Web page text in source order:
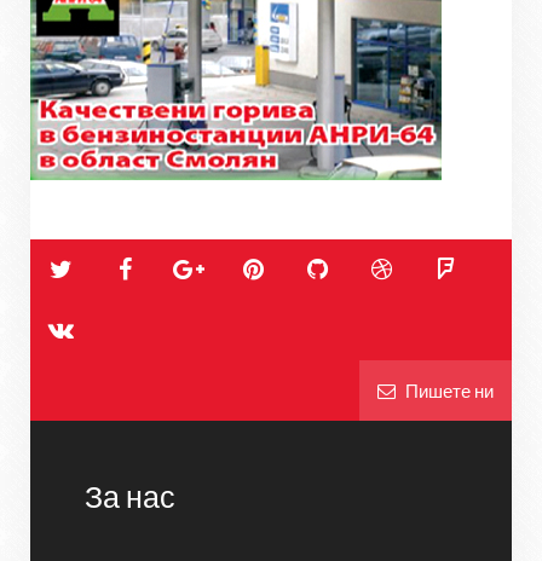
Пишете ни
За нас